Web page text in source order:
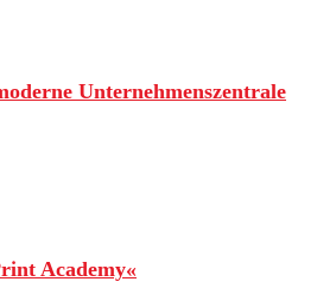
Unternehmenszentrale
Academy«